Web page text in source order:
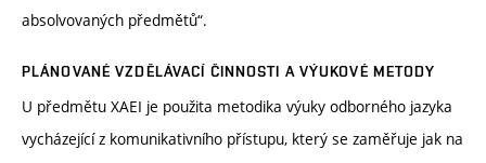
absolvovaných předmětů“.
PLÁNOVANÉ VZDĚLÁVACÍ ČINNOSTI A VÝUKOVÉ METODY
U předmětu XAEI je použita metodika výuky odborného jazyka
vycházející z komunikativního přístupu, který se zaměřuje jak na